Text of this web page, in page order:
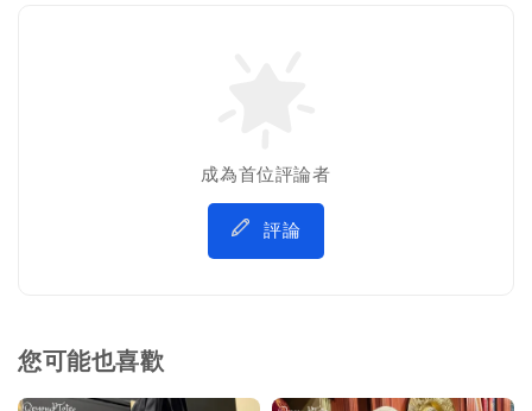
成為首位評論者
評論
您可能也喜歡